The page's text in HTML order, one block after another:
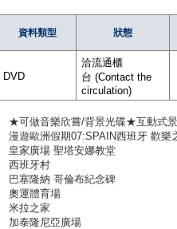
資料類型 狀態
DVD
洽流通櫃
台 (Contact the
circulation)
★可做音樂欣嘗/背景光碟★互動式
漫遊歐洲假期07:SPAIN西班牙 歡樂
皇家廣場 聖塔安娜教堂
西班牙村
巴塞隆納 哥倫布紀念碑
奧運體育場
米拉之家
加泰隆尼亞廣場